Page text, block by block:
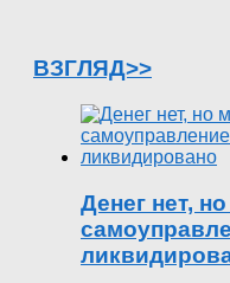
ВЗГЛЯД>>
Денег нет,